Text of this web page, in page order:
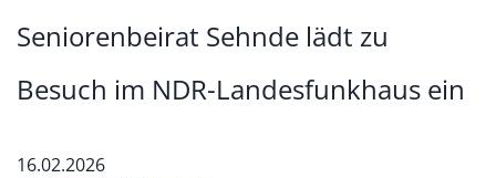
Seniorenbeirat Sehnde lädt zu
Besuch im NDR-Landesfunkhaus ein
16.02.2026